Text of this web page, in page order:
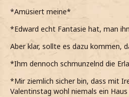
*Amüsiert meine*
*Edward echt Fantasie hat, man
Aber klar, sollte es dazu kommen,
*Ihm dennoch schmunzelnd die
*Mir ziemlich sicher bin, dass mit
Valentinstag wohl niemals ein